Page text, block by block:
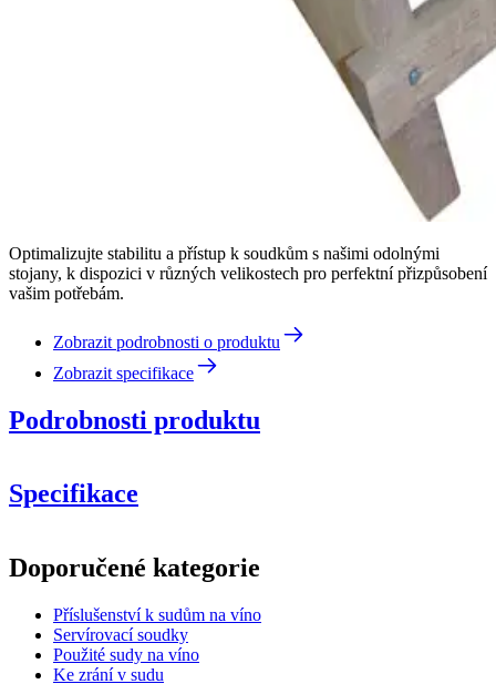
Optimalizujte stabilitu a přístup k soudkům s našimi odolnými
stojany, k dispozici v různých velikostech pro perfektní přizpůsobení
vašim potřebám.
Zobrazit podrobnosti o produktu
Zobrazit specifikace
Podrobnosti produktu
Specifikace
Číslo produktuWOB-TS150
Rozměry (ŠxVxH cm)
Hmotnost (kg)6
Doporučené kategorie
Příslušenství k sudům na víno
Servírovací soudky
Použité sudy na víno
Ke zrání v sudu